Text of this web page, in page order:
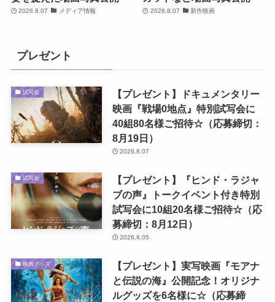
2026.8.07 メディア情報 2026.8.07 新作映画
プレゼント
試写会
【プレゼント】ドキュメンタリー
映画『戦場0地点』特別試写会に
40組80名様ご招待☆（応募締切：
8月19日）
2026.8.07
試写会
【プレゼント】『ヒンド・ラジャ
ブの声』トークイベント付き特別
試写会に10組20名様ご招待☆（応
募締切：8月12日）
2026.8.05
映画グッズ
【プレゼント】実写映画『モアナ
と伝説の海』公開記念！オリジナ
ルグッズを6名様に☆（応募締